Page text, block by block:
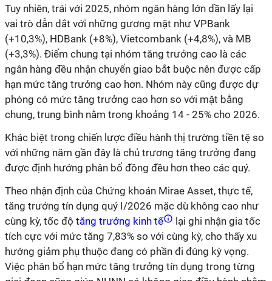
Tuy nhiên, trái với 2025, nhóm ngân hàng lớn dần lấy lại
vai trò dẫn dắt với những gương mặt như VPBank
(+10,3%), HDBank (+8%), Vietcombank (+4,8%), và MB
(+3,3%). Điểm chung tại nhóm tăng trưởng cao là các
ngân hàng đều nhận chuyển giao bắt buộc nên được cấp
hạn mức tăng trưởng cao hơn. Nhóm này cũng được dự
phóng có mức tăng trưởng cao hơn so với mặt bằng
chung, trung bình nằm trong khoảng 14 - 25% cho 2026.
Khác biệt trong chiến lược điều hành thị trường tiền tệ so
với những năm gần đây là chủ trương tăng trưởng đang
được định hướng phân bổ đồng đều hơn theo các quý.
Theo nhận định của Chứng khoán Mirae Asset, thực tế,
tăng trưởng tín dụng quý I/2026 mặc dù không cao như
cùng kỳ, tốc độ tăng trưởng kinh tế
lại ghi nhận gia tốc
tích cực với mức tăng 7,83% so với cùng kỳ, cho thấy xu
hướng giảm phụ thuộc đang có phần đi đúng kỳ vọng.
Việc phân bổ hạn mức tăng trưởng tín dụng trong từng